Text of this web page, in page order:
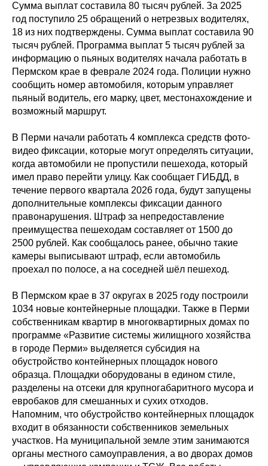
Сумма выплат составила 80 тысяч рублей. За 2025
год поступило 25 обращений о нетрезвых водителях,
18 из них подтверждены. Сумма выплат составила 90
тысяч рублей. Программа выплат 5 тысяч рублей за
информацию о пьяных водителях начала работать в
Пермском крае в феврале 2024 года. Полиции нужно
сообщить номер автомобиля, которым управляет
пьяный водитель, его марку, цвет, местонахождение и
возможный маршрут.
В Перми начали работать 4 комплекса средств фото-
видео фиксации, которые могут определять ситуации,
когда автомобили не пропустили пешехода, который
имел право перейти улицу. Как сообщает ГИБДД, в
течение первого квартала 2026 года, будут запущены
дополнительные комплексы фиксации данного
правонарушения. Штраф за непредоставление
преимущества пешеходам составляет от 1500 до
2500 рублей. Как сообщалось ранее, обычно такие
камеры выписывают штраф, если автомобиль
проехал по полосе, а на соседней шёл пешеход.
В Пермском крае в 37 округах в 2025 году построили
1034 новые контейнерные площадки. Также в Перми
собственникам квартир в многоквартирных домах по
программе «Развитие системы жилищного хозяйства
в городе Перми» выделяется субсидия на
обустройство контейнерных площадок нового
образца. Площадки оборудованы в едином стиле,
разделены на отсеки для крупногабаритного мусора и
евробаков для смешанных и сухих отходов.
Напомним, что обустройство контейнерных площадок
входит в обязанности собственников земельных
участков. На муниципальной земле этим занимаются
органы местного самоуправления, а во дворах домов